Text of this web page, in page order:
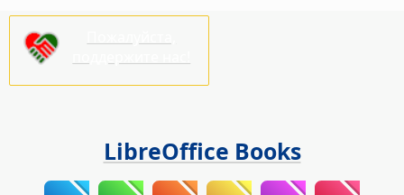
LibreOffice Books